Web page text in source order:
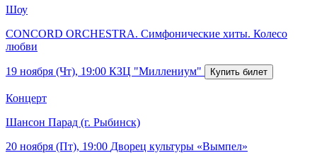
Шоу
CONCORD ORCHESTRA. Симфонические хиты. Колесо
любви
19 ноября (Чт), 19:00 КЗЦ "Миллениум"
Концерт
Шансон Парад (г. Рыбинск)
20 ноября (Пт), 19:00 Дворец культуры «Вымпел»